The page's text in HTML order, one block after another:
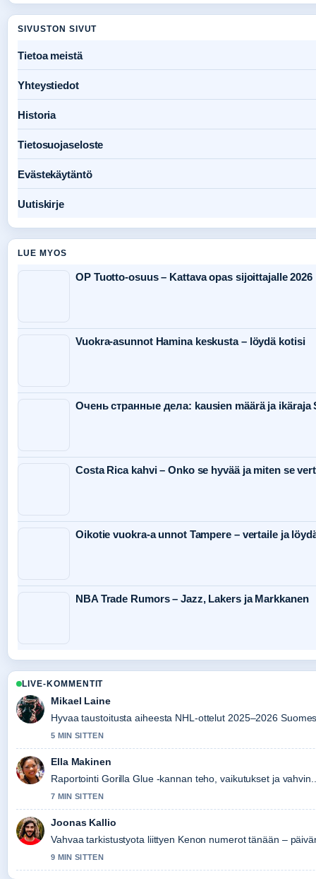
SIVUSTON SIVUT
Tietoa meistä
Yhteystiedot
Historia
Tietosuojaseloste
Evästekäytäntö
Uutiskirje
LUE MYOS
OP Tuotto-osuus – Kattava opas sijoittajalle 2026
Vuokra-asunnot Hamina keskusta – löydä kotisi
Очень странные дела: kausien määrä ja ikäraja
Costa Rica kahvi – Onko se hyvää ja miten se
Oikotie vuokra-a unnot Tampere – vertaile ja
NBA Trade Rumors – Jazz, Lakers ja Markkanen
LIVE-KOMMENTIT
Mikael Laine
Hyvaa taustoitusta aiheesta NHL-ottelut 2025–2026
5 MIN SITTEN
Ella Makinen
Raportointi Gorilla Glue -kannan teho, vaikutukset ja
7 MIN SITTEN
Joonas Kallio
Vahvaa tarkistustyota liittyen Kenon numerot tänään –
9 MIN SITTEN